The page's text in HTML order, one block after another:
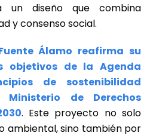
un diseño que combina
y consenso social.
Álamo reafirma su
objetivos de la Agenda
de sostenibilidad
de Derechos
. Este proyecto no solo
ambiental, sino también por